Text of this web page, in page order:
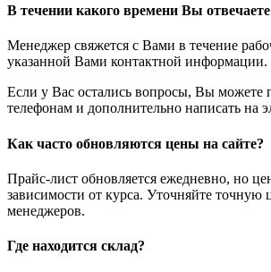
В течении какого времени Вы отвечаете
Менеджер свяжется с Вами в течение
указанной Вами контактной информации.
Если у Вас остались вопросы, Вы можете
телефонам и дополнительно написать на
Как часто обновляются цены на сайте?
Прайс-лист обновляется ежедневно, но
зависимости от курса. Уточняйте точную
менеджеров.
Где находится склад?